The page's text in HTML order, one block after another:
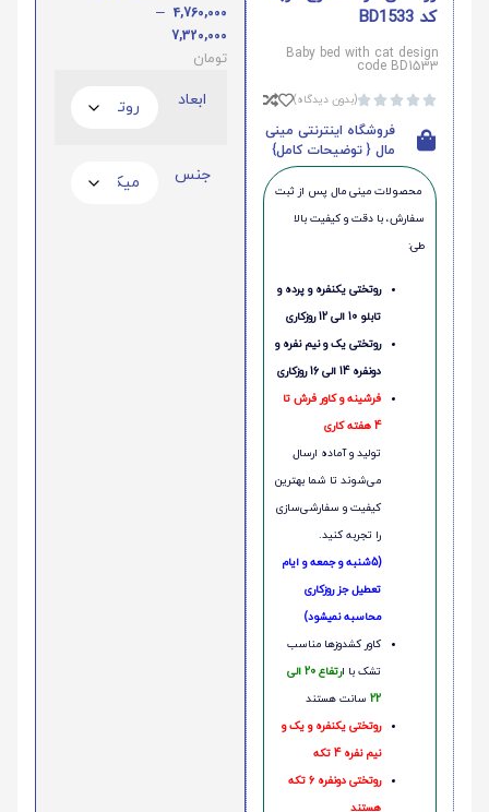
کد BD1533
Baby bed with cat design
code BD1533




(بدون دیدگاه)
فروشگاه اینترنتی مینی
مال { توضیحات کامل}
محصولات مینی‌ مال پس از ثبت
سفارش، با دقت و کیفیت بالا
طی:
روتختی یکنفره و پرده و
تابلو 10 الی 12 روزکاری
روتختی یک و نیم نفره و
دونفره 14 الی 16 روزکاری
فرشینه و کاور فرش تا
4 هفته کاری
تولید و آماده ارسال
می‌شوند تا شما بهترین
کیفیت و سفارشی‌سازی
را تجربه کنید.
(5شنبه و جمعه و ایام
تعطیل جز روزکاری
محاسبه نمیشود)
کاور کشدوزها مناسب
تشک با ا
رتفاع 20 الی
22 سانت هستند
روتختی یکنفره و یک و
نیم نفره 4 تکه
روتختی دونفره 6 تکه
هستند
4,760,000
–
7,320,000
تومان
ابعاد
جنس